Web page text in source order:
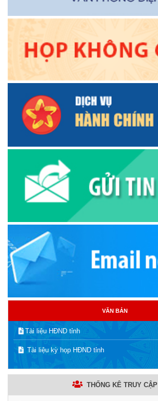
VĂN BẢN
Tài liệu HĐND tỉnh
Tài liệu kỳ họp HĐND tỉnh
THỐNG KÊ TRUY CẬP